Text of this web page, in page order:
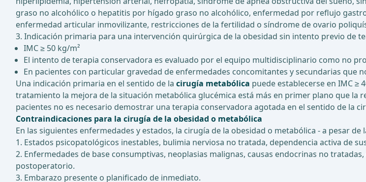
graso no alcohólico o hepatitis por hígado graso no alcohólico, enfermedad por reflujo
enfermedad articular inmovilizante, restricciones de la fertilidad o síndrome de ovario
3. Indicación primaria para una intervención quirúrgica de la obesidad sin intento previo de
IMC ≥ 50 kg/m²
El intento de terapia conservadora es evaluado por el equipo multidisciplinario como no
En pacientes con particular gravedad de enfermedades concomitantes y secundarias
Una indicación primaria en el sentido de la cirugía metabólica puede establecerse en IMC ≥
tratamiento la mejora de la situación metabólica glucémica está más en primer plano que la
pacientes no es necesario demostrar una terapia conservadora agotada en el sentido de la
Contraindicaciones para la cirugía de la obesidad o metabólica
En las siguientes enfermedades y estados, la cirugía de la obesidad o metabólica - a pesar
1. Estados psicopatológicos inestables, bulimia nerviosa no tratada, dependencia activa de
2. Enfermedades de base consumptivas, neoplasias malignas, causas endocrinas no
postoperatorio.
3. Embarazo presente o planificado de inmediato.